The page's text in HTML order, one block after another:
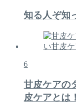
知る人ぞ知
6
甘皮ケアの
皮ケアとは！